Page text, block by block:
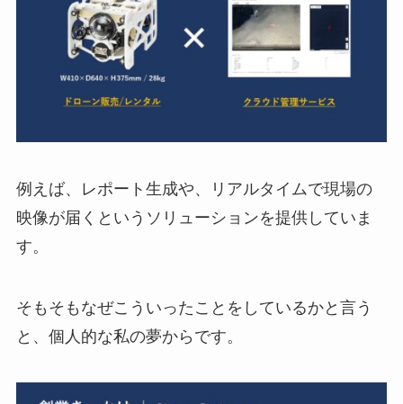
例えば、レポート生成や、リアルタイムで現場の
映像が届くというソリューションを提供していま
す。
そもそもなぜこういったことをしているかと言う
と、個人的な私の夢からです。